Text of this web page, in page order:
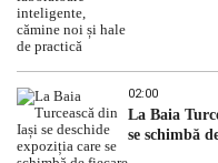
02:00
La Baia
se schimbă